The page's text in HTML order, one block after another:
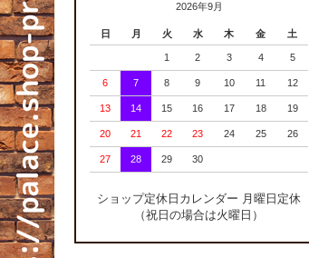
2026年9月
日 月 火 水 木 金 土
1 2 3 4 5
6 7 8 9 10 11 12
13 14 15 16 17 18 19
20 21 22 23 24 25 26
27 28 29 30
ショップ定休日カレンダー 月曜日定休
（祝日の場合は火曜日）